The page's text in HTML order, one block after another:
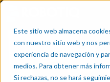
Este sitio web almacena
con nuestro sitio web y nos
experiencia de navegación y
medios. Para obtener más
Si rechazas, no se hará